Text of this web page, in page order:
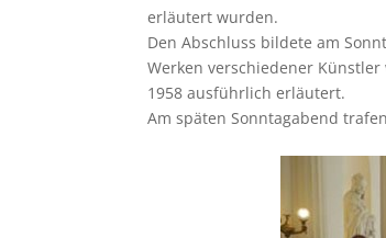
erläutert wurden.
Den Abschluss bildete am
Werken verschiedener
1958 ausführlich erläutert.
Am späten Sonntagabend